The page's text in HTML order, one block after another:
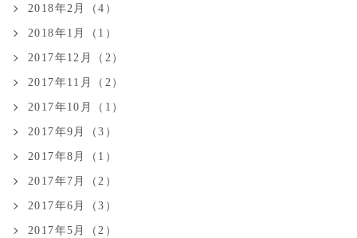
2018年2月（4）
2018年1月（1）
2017年12月（2）
2017年11月（2）
2017年10月（1）
2017年9月（3）
2017年8月（1）
2017年7月（2）
2017年6月（3）
2017年5月（2）